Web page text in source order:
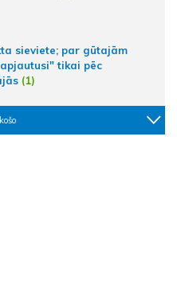
sieviete; par gūtajām
tikai pēc
(1)